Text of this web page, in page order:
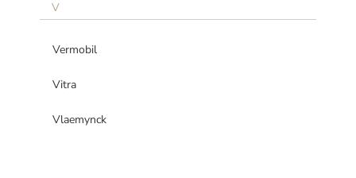
V
Vermobil
Vitra
Vlaemynck